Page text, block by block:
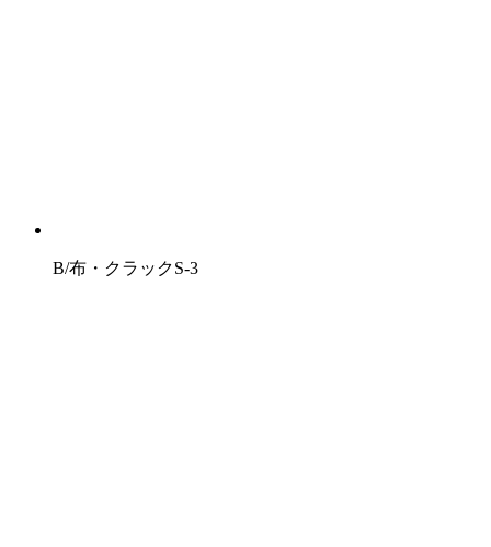
B/布・クラックS-3